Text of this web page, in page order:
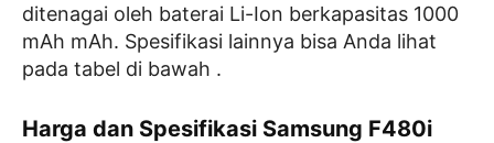
ditenagai oleh baterai Li-Ion berkapasitas 1000
mAh mAh. Spesifikasi lainnya bisa Anda lihat
pada tabel di bawah .
Harga dan Spesifikasi Samsung F480i